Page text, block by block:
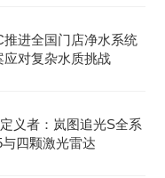
进全国门店净水系统
应对复杂水质挑战
义者：岚图追光S全系
四颗激光雷达